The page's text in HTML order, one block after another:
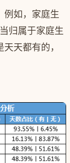
例如，家庭生
归属于家庭生
天都有的，